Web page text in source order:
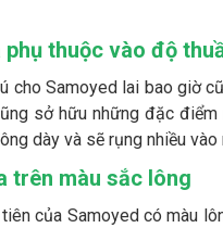
phụ thuộc vào độ
cho Samoyed lai bao giờ
sở hữu những đặc
dày và sẽ rụng nhiều vào
trên màu sắc lông
của Samoyed có màu